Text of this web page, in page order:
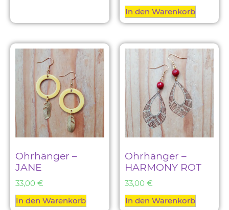
In den Warenkorb
Ohrhänger –
JANE
33,00 €
In den Warenkorb
Ohrhänger –
HARMONY ROT
33,00 €
In den Warenkorb